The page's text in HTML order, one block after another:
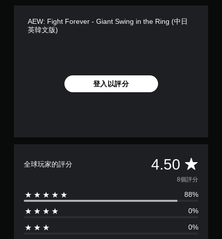
AEW: Fight Forever - Giant Swing in the Ring (中日
英韓文版)
登入以評分
全球玩家的評分 4.50 平
均
評
分
8個評分
88%
0%
0%